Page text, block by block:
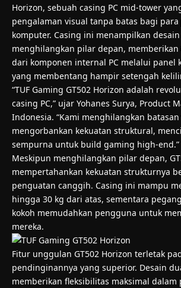
Horizon, sebuah casing PC mid-tower
pengalaman visual tanpa batas bagi
komputer. Casing ini menampilkan
menghilangkan pilar depan,
dari komponen internal PC melalui panel
yang membentang hampir setengah
“TUF Gaming GT502 Horizon adalah
casing PC,” ujar Yohanes Surya, Product
Indonesia. “Kami menghilangkan
mengorbankan kekuatan struktural,
sempurna untuk build gaming high-end.”
Meskipun menghilangkan pilar depan,
mempertahankan kekuatan strukturnya
penguatan canggih. Casing ini mampu
hingga 30 kg dari atas, sementara
kokoh memudahkan pengguna untuk
mereka.
Fitur unggulan GT502 Horizon terletak
pendinginannya yang superior. Desain
memberikan fleksibilitas maksimal dalam